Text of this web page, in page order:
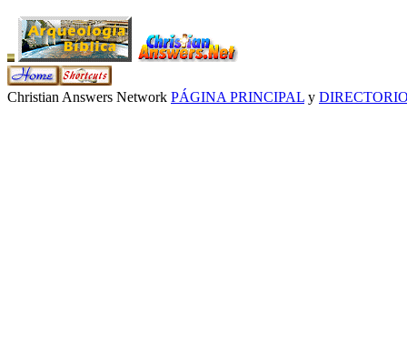
Christian Answers Network PÁGINA PRINCIPAL y